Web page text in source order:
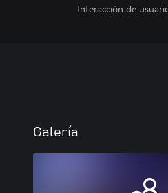
Interacción de
Galería